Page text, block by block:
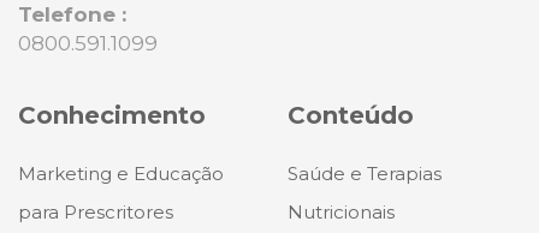
Telefone :
0800.591.1099
Conhecimento
Marketing e Educação
para Prescritores
Conteúdo
Saúde e Terapias
Nutricionais